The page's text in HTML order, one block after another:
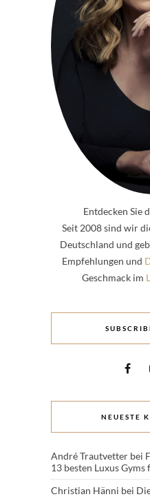
Entdecken Sie
Seit 2008 sind wir
Deutschland und
Empfehlungen und
Geschmack im
NEUESTE
André Trautvetter bei
13 besten Luxus
Christian Hänni bei